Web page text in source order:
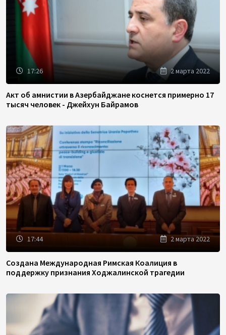
17:26 2 марта 2022
Акт об амнистии в Азербайджане коснется примерно 17
тысяч человек - Джейхун Байрамов
17:44 2 марта 2022
Создана Международная Римская Коалиция в
поддержку признания Ходжалинской трагедии